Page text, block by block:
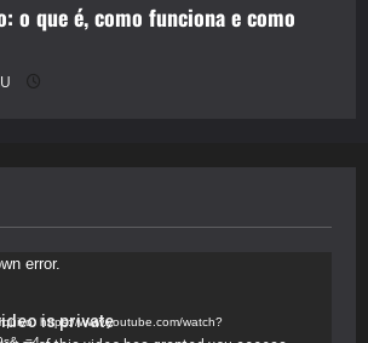
o que é, como funciona e como
error.
https://www.youtube.com/watch?